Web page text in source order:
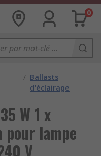
0
/ Ballasts
d'éclairage
W 1 x
pour lampe
V